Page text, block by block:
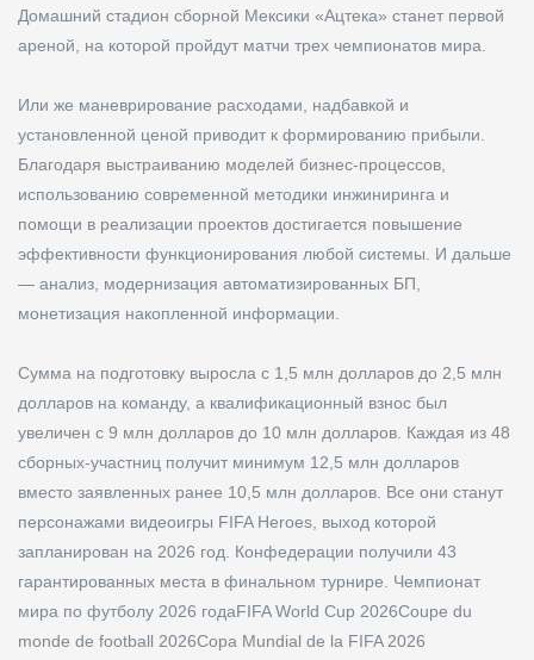
Домашний стадион сборной Мексики «Ацтека» станет первой
ареной, на которой пройдут матчи трех чемпионатов мира.
Или же маневрирование расходами, надбавкой и
установленной ценой приводит к формированию прибыли.
Благодаря выстраиванию моделей бизнес-процессов,
использованию современной методики инжиниринга и
помощи в реализации проектов достигается повышение
эффективности функционирования любой системы. И дальше
— анализ, модернизация автоматизированных БП,
монетизация накопленной информации.
Сумма на подготовку выросла с 1,5 млн долларов до 2,5 млн
долларов на команду, а квалификационный взнос был
увеличен с 9 млн долларов до 10 млн долларов. Каждая из 48
сборных-участниц получит минимум 12,5 млн долларов
вместо заявленных ранее 10,5 млн долларов. Все они станут
персонажами видеоигры FIFA Heroes, выход которой
запланирован на 2026 год. Конфедерации получили 43
гарантированных места в финальном турнире. Чемпионат
мира по футболу 2026 годаFIFA World Cup 2026Coupe du
monde de football 2026Copa Mundial de la FIFA 2026